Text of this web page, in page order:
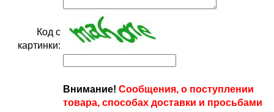
Код с
картинки:
Внимание! Сообщения, о поступлении
товара, способах доставки и просьбами